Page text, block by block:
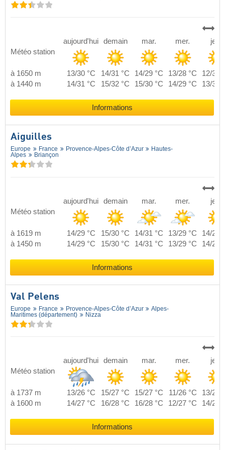
Météo station
aujourd'hui demain mar. mer. jeu.
à 1650 m 13/30 °C 14/31 °C 14/29 °C 13/28 °C
12/30
à 1440 m
14/31 °C 15/32 °C 15/30 °C 14/29 °C 13/31
Informations
Aiguilles
Europe France Provence-Alpes-Côte d’Azur
Hautes-
Alpes
Briançon
Météo station
aujourd'hui demain mar. mer. jeu.
à 1619 m 14/29 °C 15/30 °C 14/31 °C 13/29 °C
14/29
à 1450 m
14/29 °C 15/30 °C 14/31 °C 13/29 °C 14/29
Informations
Val Pelens
Europe France Provence-Alpes-Côte d’Azur
Alpes-
Maritimes (département)
Nizza
Météo station
aujourd'hui demain mar. mer. jeu.
à 1737 m 13/26 °C 15/27 °C 15/27 °C 11/26 °C
13/27
à 1600 m
14/27 °C 16/28 °C 16/28 °C 12/27 °C 14/28
Informations